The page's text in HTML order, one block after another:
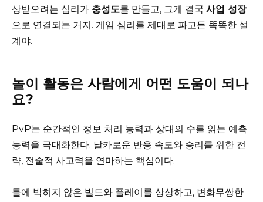
상받으려는 심리가 충성도를 만들고, 그게 결국 사업 성장
으로 연결되는 거지. 게임 심리를 제대로 파고든 똑똑한 설
계야.
놀이 활동은 사람에게 어떤 도움이 되나
요?
PvP는 순간적인 정보 처리 능력과 상대의 수를 읽는 예측
능력을 극대화한다. 날카로운 반응 속도와 승리를 위한 전
략, 전술적 사고력을 연마하는 핵심이다.
틀에 박히지 않은 빌드와 플레이를 상상하고, 변화무쌍한